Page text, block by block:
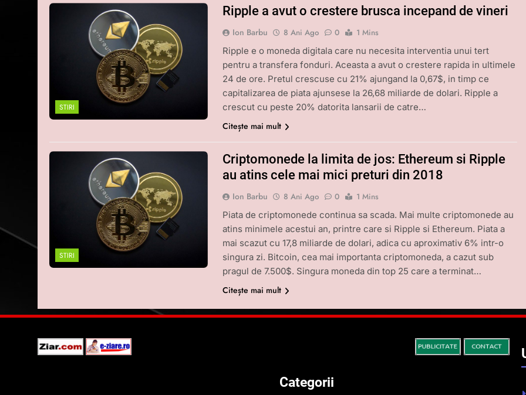
STIRI
Ripple a avut o crestere brusca incepand de vineri
Ion Barbu 8 Ani Ago 0
1 Mins
Ripple e o moneda digitala care nu necesita interventia unui tert
pentru a transfera fonduri. Aceasta a avut o crestere rapida in ultimele
24 de ore. Pretul crescuse cu 21% ajungand la 0,67$, in timp ce
capitalizarea de piata ajunsese la 26,68 miliarde de dolari. Ripple a
crescut cu peste 20% datorita lansarii de catre…
Citește mai mult
STIRI
Criptomonede la limita de jos: Ethereum si Ripple
au atins cele mai mici preturi din 2018
Ion Barbu 8 Ani Ago 0
1 Mins
Piata de criptomonede continua sa scada. Mai multe criptomonede au
atins minimele acestui an, printre care si Ripple si Ethereum. Piata a
mai scazut cu 17,8 miliarde de dolari, adica cu aproximativ 6% intr-o
singura zi. Bitcoin, cea mai importanta criptomoneda, a cazut sub
pragul de 7.500$. Singura moneda din top 25 care a terminat…
Citește mai mult
Categorii